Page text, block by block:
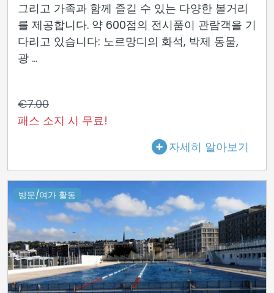
그리고 가족과 함께 즐길 수 있는 다양한 볼거리
를 제공합니다. 약 600점의 전시품이 관람객을 기
다리고 있습니다: 노르망디의 화석, 박제 동물,
광 ...
€7.00
패스 소지 시 무료!
자세히 알아보기
방문/여가 활동